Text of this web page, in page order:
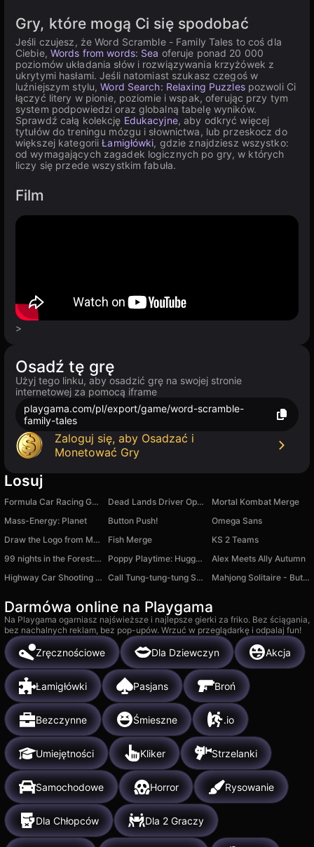
Gry, które mogą Ci się spodobać
Jeśli czujesz, że Word Scramble - Family Tales to coś dla
Ciebie, Words from words: Sea oferuje ponad 20 000
poziomów układania słów i rozwiązywania krzyżówek z
ukrytymi hasłami. Jeśli natomiast szukasz czegoś w
luźniejszym stylu,Word Search: Relaxing Puzzlespozwoli Ci
łączyć litery w pionie, poziomie i wspak, oferując przy tym
system podpowiedzi oraz globalną tabelę wyników.
Sprawdź całą kolekcję Edukacyjne, aby odkryć więcej
tytułów do treningu mózgu i słownictwa, lub przeskocz do
większej kategoriiŁamigłówki, gdzie znajdziesz wszystko:
od wymagających zagadek logicznych po gry, w których
liczy się przede wszystkim fabuła.
Film
>
Osadź tę grę
Użyj tego linku, aby osadzić grę na swojej stronie
internetowej za pomocą iframe
playgama.com/pl/export/game/word-scramble-
family-tales
Zaloguj się, aby Osadzać i
Monetować Gry
Losuj
Formula Car Racing Games Dead Lands Driver Open World
Mortal Kombat Merge
Mass-Energy: Planet
Button Push!
Omega Sans
Draw the Logo from Memory ASMR Drawing
Fish Merge
KS 2 Teams
99 nights in the Forest: Camp Survival
Poppy Playtime: Huggy Waggy Video Calls & Chat
Alex Meets Ally Autumn
Highway Car Shooting 3D Action Game 2025
Call Tung-tung-tung Sahur Mahjong Solitaire - Butterfly Connect
Darmówa online na Playgama
Na Playgama ogarniasz najświeższe i najlepsze gierki za friko. Bez ściągania,
bez nachalnych reklam, bez pop-upów. Wrzuć w przeglądarkę i odpalaj fun!
Zręcznościowe Dla Dziewczyn Akcja
Łamigłówki Pasjans Broń
Bezczynne Śmieszne .io
Umiejętności Kliker Strzelanki
Samochodowe Horror Rysowanie
Dla Chłopców Dla 2 Graczy